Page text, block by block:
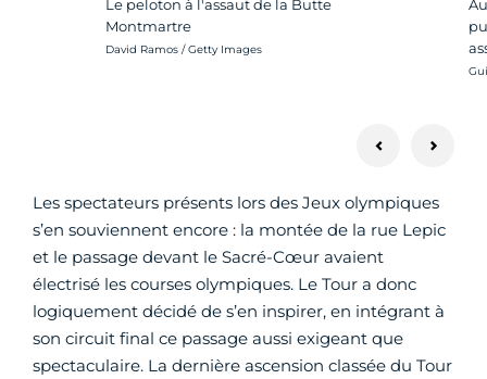
Le peloton à l'assaut de la Butte
Montmartre
Crédit photo :
David Ramos / Getty Images
Les spectateurs présents lors des Jeux olympiques
s’en souviennent encore : la montée de la rue Lepic
et le passage devant le Sacré-Cœur avaient
électrisé les courses olympiques. Le Tour a donc
logiquement décidé de s’en inspirer, en intégrant à
son circuit final ce passage aussi exigeant que
spectaculaire. La dernière ascension classée du Tour